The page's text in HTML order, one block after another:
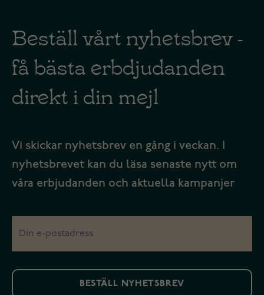
Beställ vårt nyhetsbrev -
få bästa erbdjudanden
direkt i din mejl
Vi skickar nyhetsbrev en gång i veckan. I
nyhetsbrevet kan du läsa senaste nytt om
våra erbjudanden och aktuella kampanjer
BESTÄLL NYHETSBREV